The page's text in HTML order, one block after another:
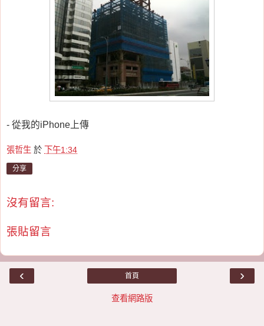
- 從我的iPhone上傳
張哲生 於 下午1:34
分享
沒有留言:
張貼留言
‹ ›
首頁
查看網路版